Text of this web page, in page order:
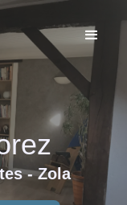
- Zola